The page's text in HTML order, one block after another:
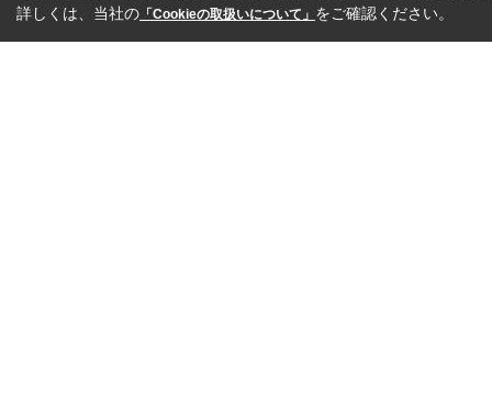
詳しくは、当社の 「Cookieの取扱いについて」 をご確認ください。